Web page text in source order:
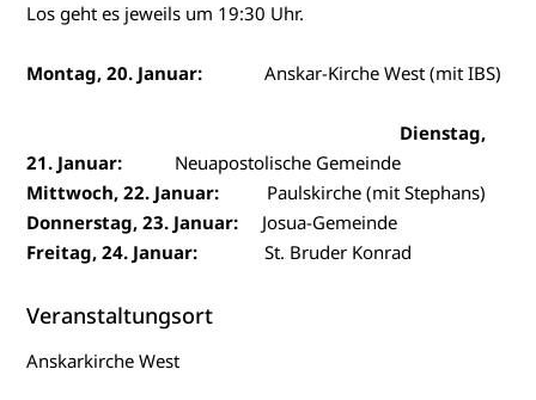
Los geht es jeweils um 19:30 Uhr.
Montag, 20. Januar: Anskar-Kirche West (mit IBS)
Dienstag,
21. Januar:
Neuapostolische Gemeinde
Mittwoch, 22. Januar:
Paulskirche (mit Stephans)
Donnerstag, 23. Januar: Josua-Gemeinde
Freitag, 24. Januar:
St. Bruder Konrad
Veranstaltungsort
Anskarkirche West